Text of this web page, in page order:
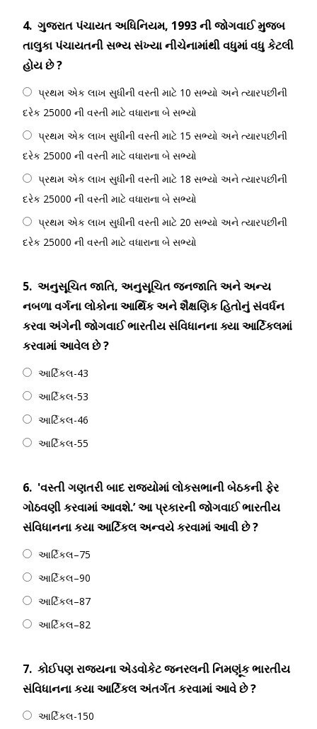
4. ગુજરાત પંચાયત અધિનિયમ, 1993 ની જોગવાઈ મુજબ
તાલુકા પંચાયતની સભ્ય સંખ્યા નીચેનામાંથી વધુમાં વધુ કેટલી
હોય છે ?
પ્રથમ એક લાખ સુધીની વસ્તી માટે 10 સભ્યો અને ત્યારપછીની
દરેક 25000 ની વસ્તી માટે વધારાના બે સભ્યો
પ્રથમ એક લાખ સુધીની વસ્તી માટે 15 સભ્યો અને ત્યારપછીની
દરેક 25000 ની વસ્તી માટે વધારાના બે સભ્યો
પ્રથમ એક લાખ સુધીની વસ્તી માટે 18 સભ્યો અને ત્યારપછીની
દરેક 25000 ની વસ્તી માટે વધારાના બે સભ્યો
પ્રથમ એક લાખ સુધીની વસ્તી માટે 20 સભ્યો અને ત્યારપછીની
દરેક 25000 ની વસ્તી માટે વધારાના બે સભ્યો
5. અનુસૂચિત જાતિ, અનુસૂચિત જનજાતિ અને અન્ય
નબળા વર્ગના લોકોના આર્થિક અને શૈક્ષણિક હિતોનું સંવર્ધન
કરવા અંગેની જોગવાઈ ભારતીય સંવિધાનના ક્યા આર્ટિકલમાં
કરવામાં આવેલ છે ?
આર્ટિકલ-43
આર્ટિકલ-53
આર્ટિકલ-46
આર્ટિકલ-55
6. 'વસ્તી ગણતરી બાદ રાજ્યોમાં લોકસભાની બેઠકની ફેર
ગોઠવણી કરવામાં આવશે.’ આ પ્રકારની જોગવાઈ ભારતીય
સંવિધાનના કયા આર્ટિકલ અન્વયે કરવામાં આવી છે ?
આર્ટિકલ–75
આર્ટિકલ–90
આર્ટિકલ–87
આર્ટિકલ–82
7. કોઈપણ રાજ્યના એડવોકેટ જનરલની નિમણૂંક ભારતીય
સંવિધાનના કયા આર્ટિકલ અંતર્ગત કરવામાં આવે છે ?
આર્ટિકલ-150